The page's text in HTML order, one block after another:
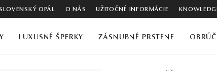
OPÁL O NÁS UŽITOČNÉ INFORMÁCIE
LUXUSNÉ ŠPERKY ZÁSNUBNÉ PRSTENE